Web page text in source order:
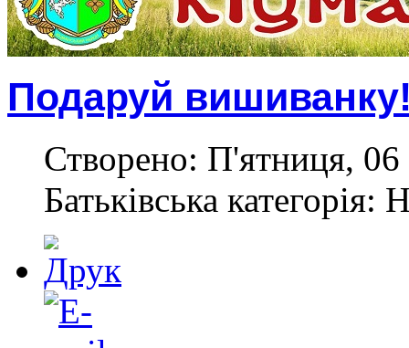
Подаруй
Створено: П'ятниця, 06
Батьківська категорія: